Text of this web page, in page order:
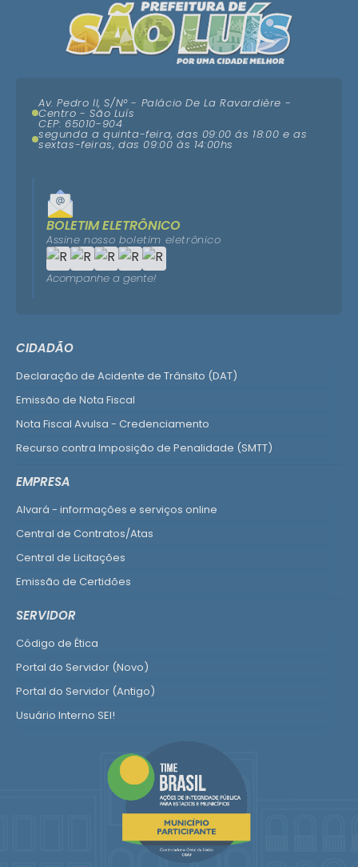
CIDADÃO
Declaração de Acidente de Trânsito (DAT)
Emissão de Nota Fiscal
Nota Fiscal Avulsa - Credenciamento
Recurso contra Imposição de Penalidade (SMTT)
EMPRESA
Alvará - informações e serviços online
Central de Contratos/Atas
Central de Licitações
Emissão de Certidões
SERVIDOR
Código de Ética
Portal do Servidor (Novo)
Portal do Servidor (Antigo)
Usuário Interno SEI!
Portal do Segurado
Manual de Gestão Patrimonial
Ver mais serviços para o Servidor
Av. Pedro II, S/N° - Palácio De La Ravardière -
Centro - São Luís
CEP: 65010-904
segunda a quinta-feira, das 09:00 ás 18:00 e as
sextas-feiras, das 09:00 às 14:00hs
BOLETIM ELETRÔNICO
Assine nosso boletim eletrônico
Acompanhe a gente!